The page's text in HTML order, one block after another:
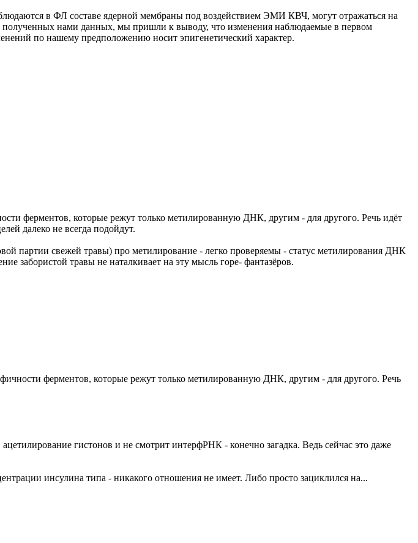
в ФЛ составе ядерной мембраны под воздействием ЭМИ КВЧ, могут отражаться на
нами данных, мы пришли к выводу, что изменения наблюдаемые в первом
по нашему предположению носит эпигенетический характер.
ферментов, которые режут только метилированную ДНК, другим - для другого. Речь идёт
далеко не всегда подойдут.
партии свежей травы) про метилирование - легко проверяемы - статус метилирования ДНК
забористой травы не наталкивает на эту мысль горе- фантазёров.
ферментов, которые режут только метилированную ДНК, другим - для другого. Речь
гистонов и не смотрит интерфРНК - конечно загадка. Ведь сейчас это даже
инсулина типа - никакого отношения не имеет. Либо просто зациклился на...